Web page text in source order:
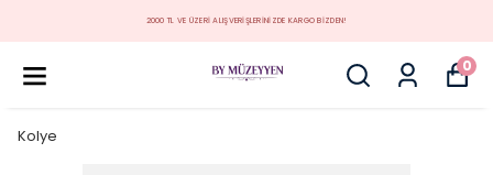
MÜZEYYEN YENİ KOLEKSİYON
0
Kolye